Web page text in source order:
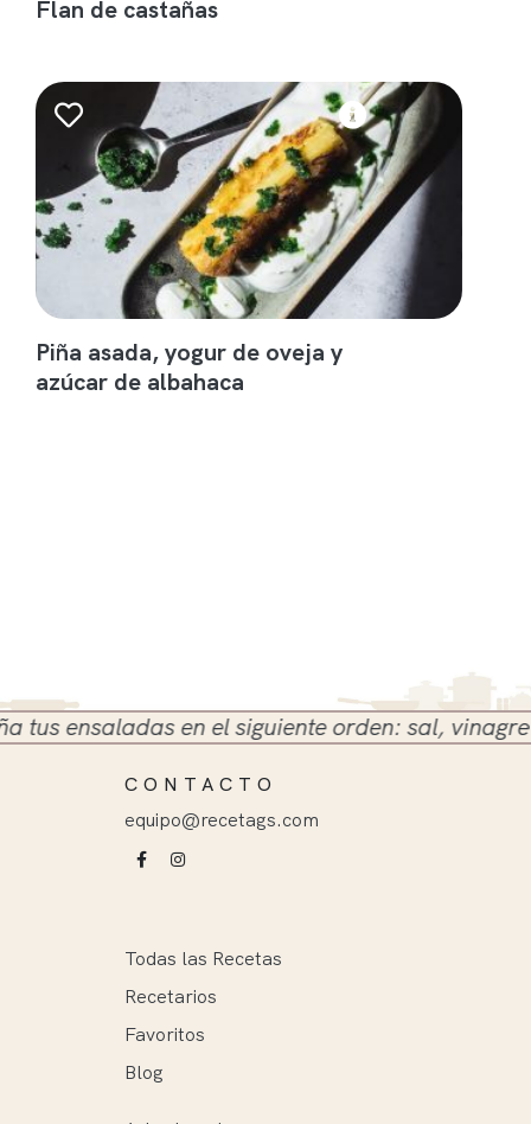
Flan de castañas
Piña asada, yogur de oveja y
azúcar de albahaca
en el siguiente orden: sal, vinagre y
CONTACTO
equipo@recetags.com
Todas las Recetas
Recetarios
Favoritos
Blog